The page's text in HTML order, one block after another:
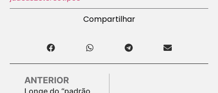
Compartilhar
ANTERIOR
Longe do “padrão